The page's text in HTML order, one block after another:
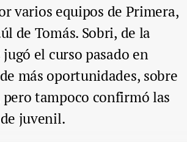
varios equipos de Primera,
de Tomás. Sobri, de la
el curso pasado en
más oportunidades, sobre
tampoco confirmó las
juvenil.